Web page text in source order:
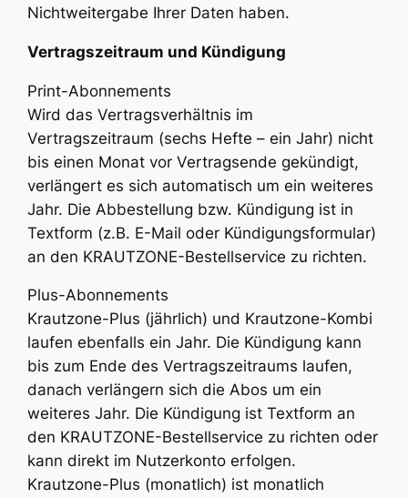
Nichtweitergabe Ihrer Daten haben.
Vertragszeitraum und Kündigung
Print-Abonnements
Wird das Vertragsverhältnis im
Vertragszeitraum (sechs Hefte – ein Jahr) nicht
bis einen Monat vor Vertragsende gekündigt,
verlängert es sich automatisch um ein weiteres
Jahr. Die Abbestellung bzw. Kündigung ist in
Textform (z.B. E-Mail oder Kündigungsformular)
an den KRAUTZONE-Bestellservice zu richten.
Plus-Abonnements
Krautzone-Plus (jährlich) und Krautzone-Kombi
laufen ebenfalls ein Jahr. Die Kündigung kann
bis zum Ende des Vertragszeitraums laufen,
danach verlängern sich die Abos um ein
weiteres Jahr. Die Kündigung ist Textform an
den KRAUTZONE-Bestellservice zu richten oder
kann direkt im Nutzerkonto erfolgen.
Krautzone-Plus (monatlich) ist monatlich